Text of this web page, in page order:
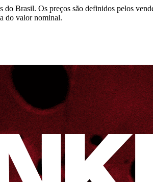
do Brasil. Os preços são definidos pelos
do valor nominal.